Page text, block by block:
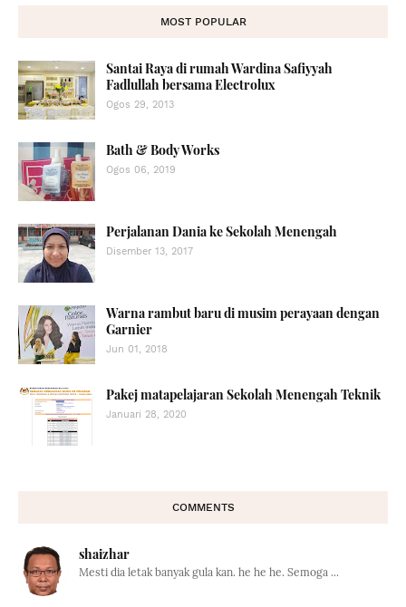
MOST POPULAR
Santai Raya di rumah Wardina Safiyyah
Fadlullah bersama Electrolux
Ogos 29, 2013
Bath & Body Works
Ogos 06, 2019
Perjalanan Dania ke Sekolah Menengah
Disember 13, 2017
Warna rambut baru di musim perayaan dengan
Garnier
Jun 01, 2018
Pakej matapelajaran Sekolah Menengah Teknik
Januari 28, 2020
COMMENTS
shaizhar
Mesti dia letak banyak gula kan. he he he. Semoga ...